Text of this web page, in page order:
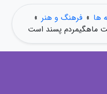
ها » فرهنگ و هنر »
ماهگیمردم پسند است